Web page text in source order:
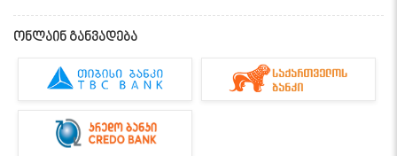
ონლაინ განვადება